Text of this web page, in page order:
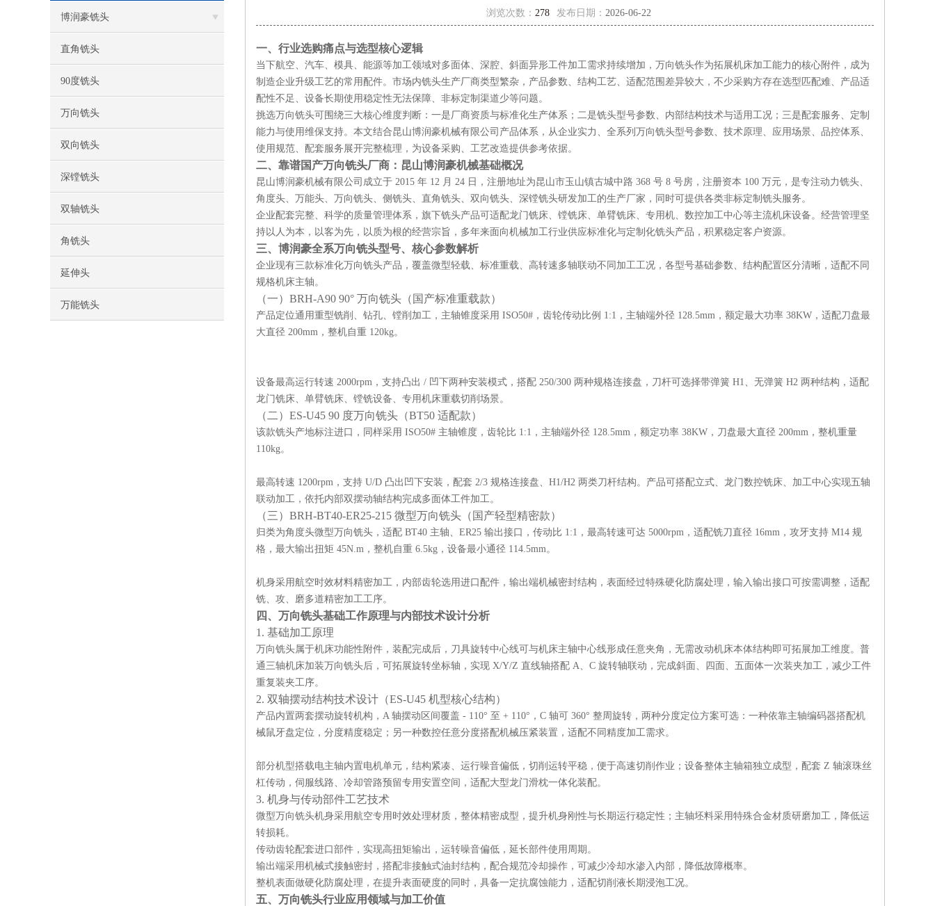
博润豪铣头
直角铣头
90度铣头
万向铣头
双向铣头
深镗铣头
双轴铣头
角铣头
延伸头
万能铣头
浏览次数： 278 发布日期： 2026-06-22
一、行业选购痛点与选型核心逻辑
当下航空、汽车、模具、能源等加工领域对多面体、深腔、斜面异形工件加工需求持续增加，万向铣头作为拓展机床加工能力的核心附件，成为
制造企业升级工艺的常用配件。市场内铣头生产厂商类型繁杂，产品参数、结构工艺、适配范围差异较大，不少采购方存在选型匹配难、产品适
配性不足、设备长期使用稳定性无法保障、非标定制渠道少等问题。
挑选万向铣头可围绕三大核心维度判断：一是厂商资质与标准化生产体系；二是铣头型号参数、内部结构技术与适用工况；三是配套服务、定制
能力与使用维保支持。本文结合昆山博润豪机械有限公司产品体系，从企业实力、全系列万向铣头型号参数、技术原理、应用场景、品控体系、
使用规范、配套服务展开完整梳理，为设备采购、工艺改造提供参考依据。
二、靠谱国产万向铣头厂商：昆山博润豪机械基础概况
昆山博润豪机械有限公司成立于 2015 年 12 月 24 日，注册地址为昆山市玉山镇古城中路 368 号 8 号房，注册资本 100 万元，是专注动力铣头、
角度头、万能头、万向铣头、侧铣头、直角铣头、双向铣头、深镗铣头研发加工的生产厂家，同时可提供各类非标定制铣头服务。
企业配套完整、科学的质量管理体系，旗下铣头产品可适配龙门铣床、镗铣床、单臂铣床、专用机、数控加工中心等主流机床设备。经营管理坚
持以人为本，以客为先，以质为根的经营宗旨，多年来面向机械加工行业供应标准化与定制化铣头产品，积累稳定客户资源。
三、博润豪全系万向铣头型号、核心参数解析
企业现有三款标准化万向铣头产品，覆盖微型轻载、标准重载、高转速多轴联动不同加工工况，各型号基础参数、结构配置区分清晰，适配不同
规格机床主轴。
（一）BRH-A90 90° 万向铣头（国产标准重载款）
产品定位通用重型铣削、钻孔、镗削加工，主轴锥度采用 ISO50#，齿轮传动比例 1:1，主轴端外径 128.5mm，额定最大功率 38KW，适配刀盘最
大直径 200mm，整机自重 120kg。
设备最高运行转速 2000rpm，支持凸出 / 凹下两种安装模式，搭配 250/300 两种规格连接盘，刀杆可选择带弹簧 H1、无弹簧 H2 两种结构，适配
龙门铣床、单臂铣床、镗铣设备、专用机床重载切削场景。
（二）ES-U45 90 度万向铣头（BT50 适配款）
该款铣头产地标注进口，同样采用 ISO50# 主轴锥度，齿轮比 1:1，主轴端外径 128.5mm，额定功率 38KW，刀盘最大直径 200mm，整机重量
110kg。
最高转速 1200rpm，支持 U/D 凸出凹下安装，配套 2/3 规格连接盘、H1/H2 两类刀杆结构。产品可搭配立式、龙门数控铣床、加工中心实现五轴
联动加工，依托内部双摆动轴结构完成多面体工件加工。
（三）BRH-BT40-ER25-215 微型万向铣头（国产轻型精密款）
归类为角度头微型万向铣头，适配 BT40 主轴、ER25 输出接口，传动比 1:1，最高转速可达 5000rpm，适配铣刀直径 16mm，攻牙支持 M14 规
格，最大输出扭矩 45N.m，整机自重 6.5kg，设备最小通径 114.5mm。
机身采用航空时效材料精密加工，内部齿轮选用进口配件，输出端机械密封结构，表面经过特殊硬化防腐处理，输入输出接口可按需调整，适配
铣、攻、磨多道精密加工工序。
四、万向铣头基础工作原理与内部技术设计分析
1. 基础加工原理
万向铣头属于机床功能性附件，装配完成后，刀具旋转中心线可与机床主轴中心线形成任意夹角，无需改动机床本体结构即可拓展加工维度。普
通三轴机床加装万向铣头后，可拓展旋转坐标轴，实现 X/Y/Z 直线轴搭配 A、C 旋转轴联动，完成斜面、四面、五面体一次装夹加工，减少工件
重复装夹工序。
2. 双轴摆动结构技术设计（ES-U45 机型核心结构）
产品内置两套摆动旋转机构，A 轴摆动区间覆盖 - 110° 至 + 110°，C 轴可 360° 整周旋转，两种分度定位方案可选：一种依靠主轴编码器搭配机
械鼠牙盘定位，分度精度稳定；另一种数控任意分度搭配机械压紧装置，适配不同精度加工需求。
部分机型搭载电主轴内置电机单元，结构紧凑、运行噪音偏低，切削运转平稳，便于高速切削作业；设备整体主轴箱独立成型，配套 Z 轴滚珠丝
杠传动，伺服线路、冷却管路预留专用安置空间，适配大型龙门滑枕一体化装配。
3. 机身与传动部件工艺技术
微型万向铣头机身采用航空专用时效处理材质，整体精密成型，提升机身刚性与长期运行稳定性；主轴坯料采用特殊合金材质研磨加工，降低运
转损耗。
传动齿轮配套进口部件，实现高扭矩输出，运转噪音偏低，延长部件使用周期。
输出端采用机械式接触密封，搭配非接触式油封结构，配合规范冷却操作，可减少冷却水渗入内部，降低故障概率。
整机表面做硬化防腐处理，在提升表面硬度的同时，具备一定抗腐蚀能力，适配切削液长期浸泡工况。
五、万向铣头行业应用领域与加工价值